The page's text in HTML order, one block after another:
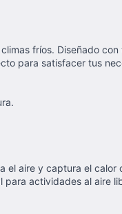
fríos. Diseñado
para satisfacer tus
el aire y captura el calor
para actividades al aire